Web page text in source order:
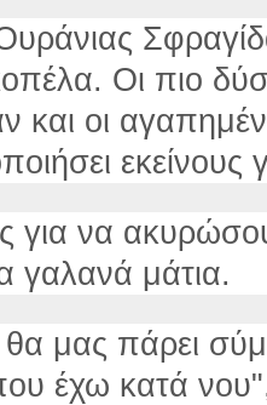
Οι πιο
και οι
εκείνους
για να
γαλανά μάτια.
μας πάρει
έχω κατά